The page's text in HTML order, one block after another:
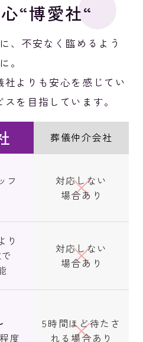
“博愛社“
、不安なく臨めるよう
に。
よりも安心を感じてい
を目指しています。
葬儀仲介会社
フ
対応しない
場合あり
り
対応しない
場合あり
度
5時間ほど待たさ
れる場合あり